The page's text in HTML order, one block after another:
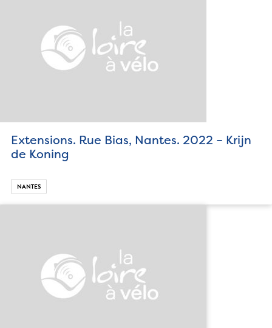
Extensions. Rue Bias, Nantes. 2022 – Krijn
de Koning
NANTES